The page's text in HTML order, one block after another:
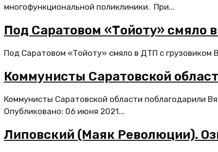
многофункциональной поликлиники. При...
Под Саратовом «Тойоту» смяло
Под Саратовом «Тойоту» смяло в ДТП с грузовиком
Коммунисты Саратовской
Коммунисты Саратовской области поблагодарили
Опубликовано: 06 июня 2021...
Липовский (Маяк Революции).